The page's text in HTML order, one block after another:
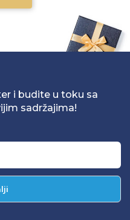
i budite u toku sa
sadržajima!